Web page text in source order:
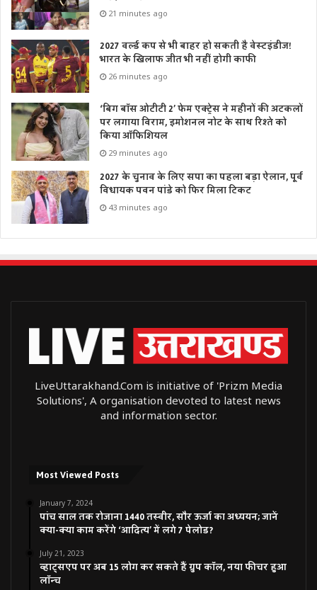
21 minutes ago
2027 वर्ल्ड कप से भी बाहर हो सकती है वेस्टइंडीज!
भारत के खिलाफ जीत भी नहीं होगी काफी
26 minutes ago
‘बिग बॉस ओटीटी 2’ फेम एक्ट्रेस ने महीनों की अटकलों
पर लगाया विराम, इमोशनल नोट के साथ रिश्ते को
किया ऑफिशियल
29 minutes ago
2027 के चुनाव के लिए सपा का पहला बड़ा ऐलान, पूर्व
विधायक पवन पांडे को फिर मिला टिकट
43 minutes ago
LiveUttarakhand.Com is initiative of 'Prizm Media
Solutions', A organisation devoted to latest news
and information sector.
Most Viewed Posts
January 7, 2024
पांच साल तक रोजाना 1440 तस्वीर, सौर ऊर्जा का अध्ययन; जानें
क्या-क्या काम करेंगे ‘आदित्य’ में लगे 7 पेलोड?
July 21, 2023
व्हाट्सएप पर अब 15 लोग कर सकते हैं ग्रुप कॉल, नया फीचर हुआ
लॉन्च